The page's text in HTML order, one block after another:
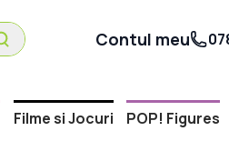
Contul meu
Filme si Jocuri POP! Figures